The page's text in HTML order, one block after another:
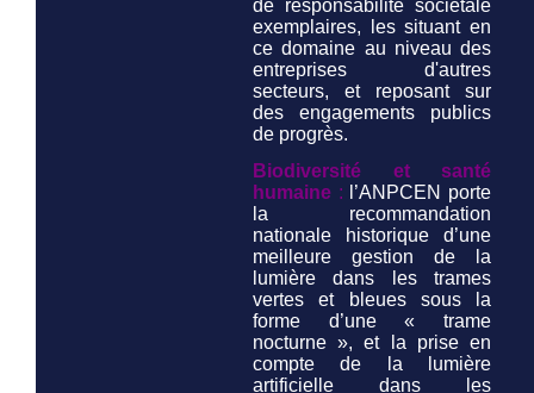
de responsabilité sociétale
exemplaires, les situant en
ce domaine au niveau des
entreprises d'autres
secteurs, et reposant sur
des engagements publics
de progrès.
Biodiversité et santé
humaine : l’ANPCEN porte
la recommandation
nationale historique d’une
meilleure gestion de la
lumière dans les trames
vertes et bleues sous la
forme d’une « trame
nocturne », et la prise en
compte de la lumière
artificielle dans les